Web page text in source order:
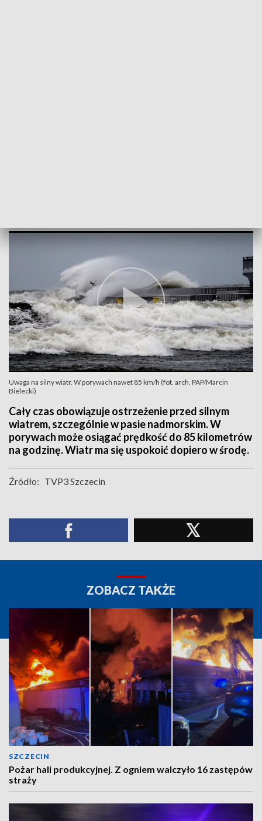
Uwaga na silny wiatr. W porywach nawet 85 km/h (fot. arch. PAP/Marcin
Bielecki)
Cały czas obowiązuje ostrzeżenie przed silnym
wiatrem, szczególnie w pasie nadmorskim. W
porywach może osiągać prędkość do 85 kilometrów
na godzinę. Wiatr ma się uspokoić dopiero w środę.
Źródło: TVP3 Szczecin
ZOBACZ TAKŻE
SZCZECIN
Pożar hali produkcyjnej. Z ogniem walczyło 16 zastępów
straży